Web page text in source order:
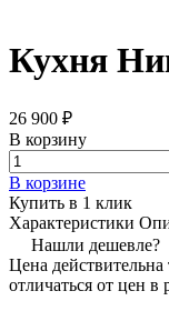
Кухня
26 900 ₽
В корзину
В корзине
Купить в 1 клик
Характеристики
Нашли дешевле?
Цена
отличаться от цен